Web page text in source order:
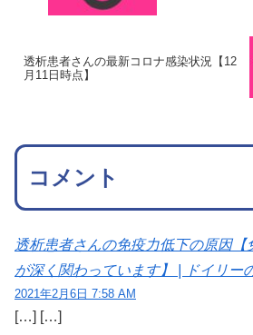
透析患者さんの最新コロナ感染状況【12
月11日時点】
コメント
透析患者さんの免疫力低下の原因
が深く関わっています】 | ドイリー
2021年2月6日 7:58 AM
[…] […]